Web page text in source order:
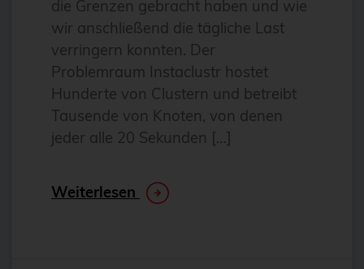
Apache Guacamole
apachekafka®
API-Integration
AppArmor
arm
Automatisierung
die Grenzen gebracht haben und wie
wir anschließend die tägliche Last
verringern konnten. Der
Problemraum Instaclustr hostet
Hunderte von Clustern und betreibt
Tausende von Knoten, von denen
jeder alle 20 Sekunden […]
Weiterlesen